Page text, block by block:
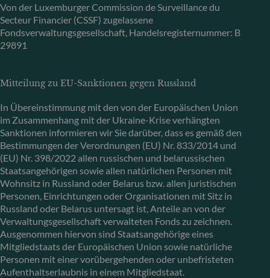
Von der Luxemburger Commission de Surveillance du
Secteur Financier (CSSF) zugelassene
Fondsverwaltungsgesellschaft, Handelsregisternummer: B
29891
Mitteilung zu EU-Sanktionen gegen Russland
In Übereinstimmung mit den von der Europäischen Union
im Zusammenhang mit der Ukraine-Krise verhängten
Sanktionen informieren wir Sie darüber, dass es gemäß den
Bestimmungen der Verordnungen (EU) Nr. 833/2014 und
(EU) Nr. 398/2022 allen russischen und belarussischen
Staatsangehörigen sowie allen natürlichen Personen mit
Wohnsitz in Russland oder Belarus bzw. allen juristischen
Personen, Einrichtungen oder Organisationen mit Sitz in
Russland oder Belarus untersagt ist, Anteile an von der
Verwaltungsgesellschaft verwalteten Fonds zu zeichnen.
Ausgenommen hiervon sind Staatsangehörige eines
Mitgliedstaats der Europäischen Union sowie natürliche
Personen mit einer vorübergehenden oder unbefristeten
Aufenthaltserlaubnis in einem Mitgliedstaat.